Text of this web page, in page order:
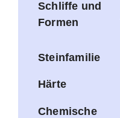
Schliffe und
Formen
Steinfamilie
Härte
Chemische